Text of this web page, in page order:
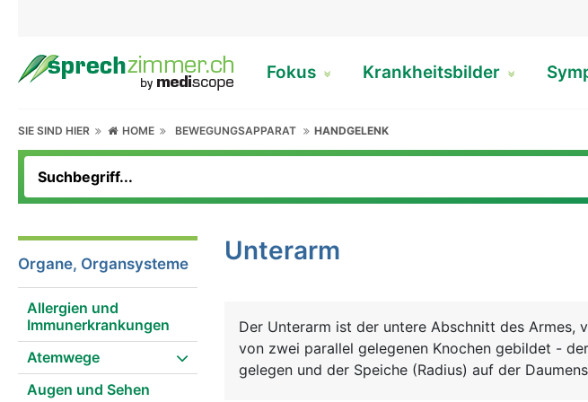
Fokus Krankheitsbilder
SIE SIND HIER HOME BEWEGUNGSAPPARAT HANDGELENK
Organe, Organsysteme
Allergien und
Immunerkrankungen
Atemwege
Augen und Sehen
Unterarm
Der Unterarm ist der untere Abschnitt des Armes,
von zwei parallel gelegenen Knochen gebildet -
gelegen und der Speiche (Radius) auf der